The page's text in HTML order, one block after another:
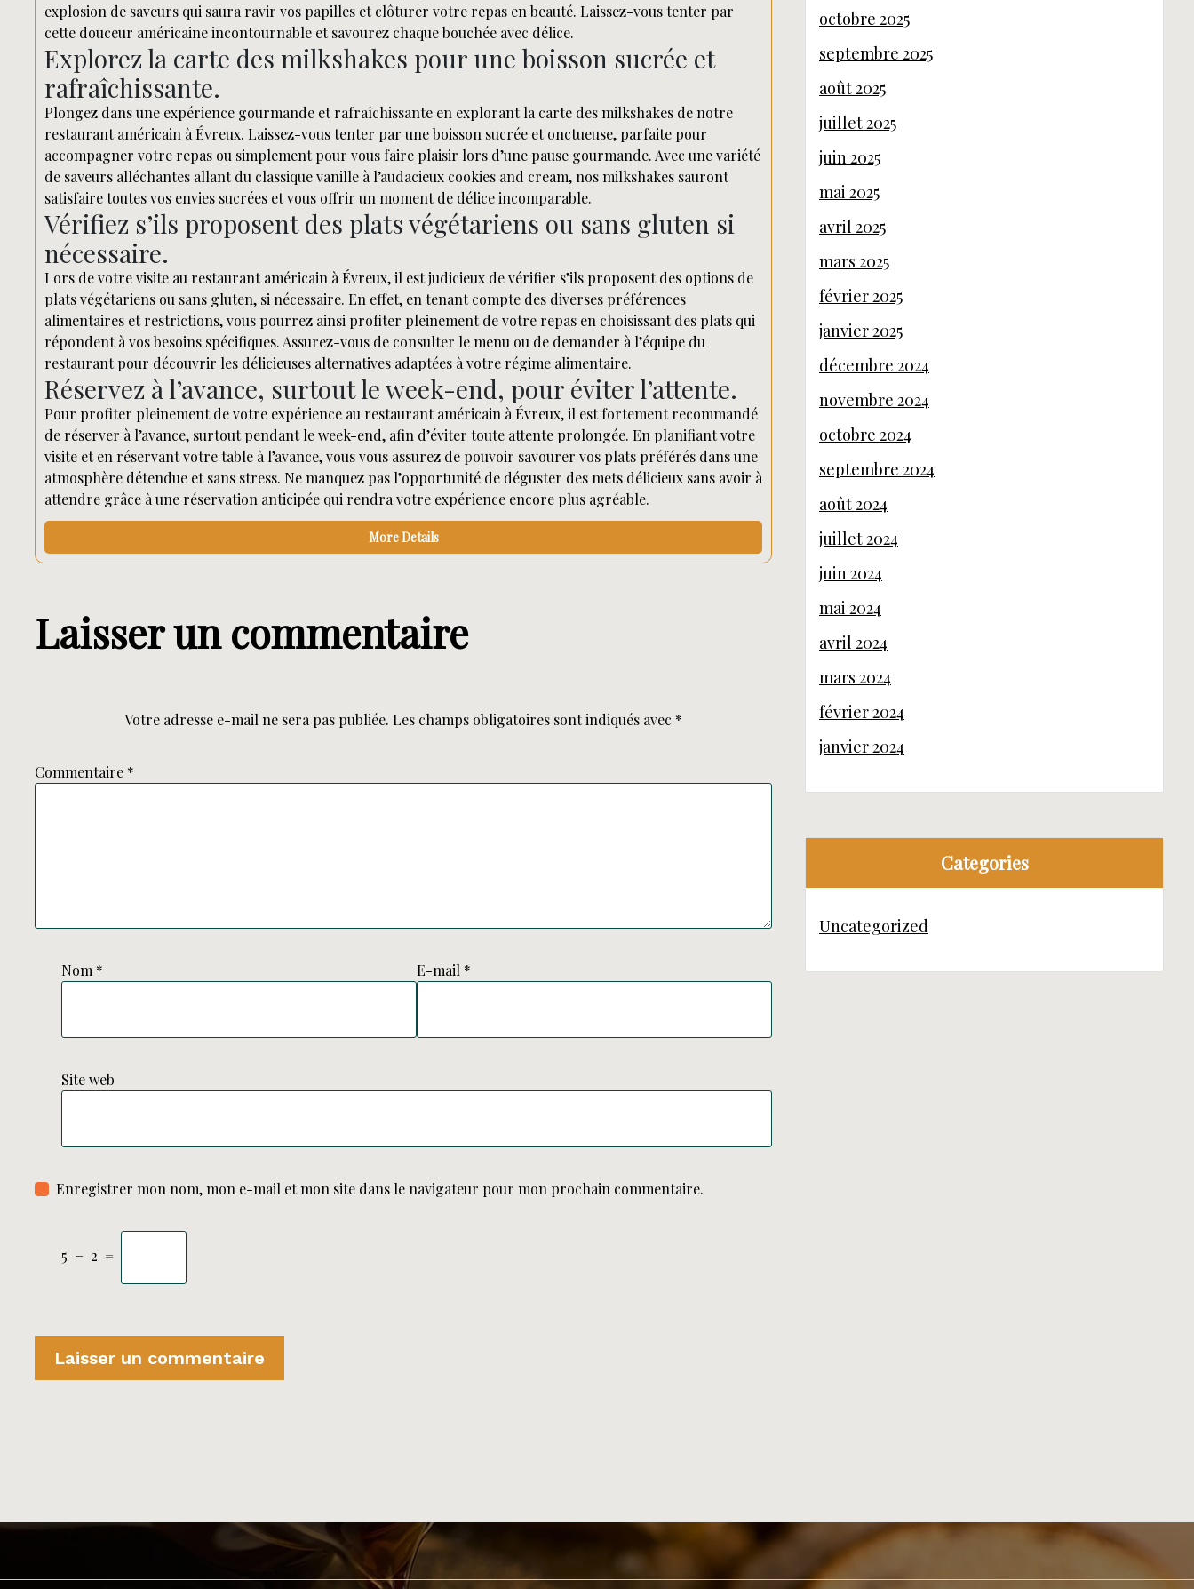
explosion de saveurs qui saura ravir vos papilles et clôturer votre repas en beauté. Laissez-vous tenter par
cette douceur américaine incontournable et savourez chaque bouchée avec délice.
Explorez la carte des milkshakes pour une boisson sucrée et
rafraîchissante.
Plongez dans une expérience gourmande et rafraîchissante en explorant la carte des milkshakes de notre
restaurant américain à Évreux. Laissez-vous tenter par une boisson sucrée et onctueuse, parfaite pour
accompagner votre repas ou simplement pour vous faire plaisir lors d’une pause gourmande. Avec une variété
de saveurs alléchantes allant du classique vanille à l’audacieux cookies and cream, nos milkshakes sauront
satisfaire toutes vos envies sucrées et vous offrir un moment de délice incomparable.
Vérifiez s’ils proposent des plats végétariens ou sans gluten si
nécessaire.
Lors de votre visite au restaurant américain à Évreux, il est judicieux de vérifier s’ils proposent des options de
plats végétariens ou sans gluten, si nécessaire. En effet, en tenant compte des diverses préférences
alimentaires et restrictions, vous pourrez ainsi profiter pleinement de votre repas en choisissant des plats qui
répondent à vos besoins spécifiques. Assurez-vous de consulter le menu ou de demander à l’équipe du
restaurant pour découvrir les délicieuses alternatives adaptées à votre régime alimentaire.
Réservez à l’avance, surtout le week-end, pour éviter l’attente.
Pour profiter pleinement de votre expérience au restaurant américain à Évreux, il est fortement recommandé
de réserver à l’avance, surtout pendant le week-end, afin d’éviter toute attente prolongée. En planifiant votre
visite et en réservant votre table à l’avance, vous vous assurez de pouvoir savourer vos plats préférés dans une
atmosphère détendue et sans stress. Ne manquez pas l’opportunité de déguster des mets délicieux sans avoir à
attendre grâce à une réservation anticipée qui rendra votre expérience encore plus agréable.
More Details
Laisser un commentaire
Votre adresse e-mail ne sera pas publiée. Les champs obligatoires sont indiqués avec *
Commentaire *
Nom * E-mail *
Site web
Enregistrer mon nom, mon e-mail et mon site dans le navigateur pour mon prochain commentaire.
5 − 2 =
octobre 2025
septembre 2025
août 2025
juillet 2025
juin 2025
mai 2025
avril 2025
mars 2025
février 2025
janvier 2025
décembre 2024
novembre 2024
octobre 2024
septembre 2024
août 2024
juillet 2024
juin 2024
mai 2024
avril 2024
mars 2024
février 2024
janvier 2024
Categories
Uncategorized